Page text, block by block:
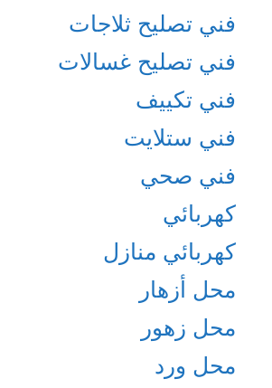
فني تصليح ثلاجات
فني تصليح غسالات
فني تكييف
فني ستلايت
فني صحي
كهربائي
كهربائي منازل
محل أزهار
محل زهور
محل ورد